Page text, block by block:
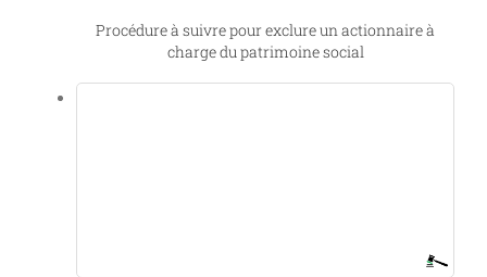
Procédure à suivre pour exclure un actionnaire à
charge du patrimoine social